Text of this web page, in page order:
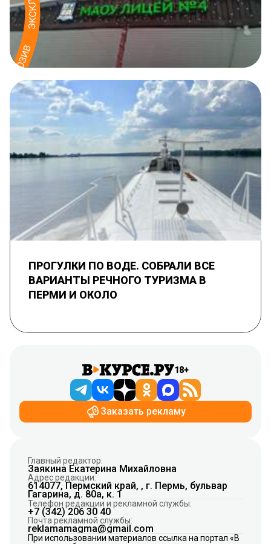
ПРОГУЛКИ ПО ВОДЕ. СОБРАЛИ ВСЕ
ВАРИАНТЫ РЕЧНОГО ТУРИЗМА В
ПЕРМИ И ОКОЛО
18+
Заказать рекламу
Главный редактор:
Заякина Екатерина Михайловна
Адрес редакции:
614077, Пермский край, , г. Пермь, бульвар
Гагарина, д. 80а, к. 1
Телефон редакции и рекламной службы:
+7 (342) 206 30 40
Почта рекламной службы:
reklamamagma@gmail.com
При использовании материалов ссылка на портал «В